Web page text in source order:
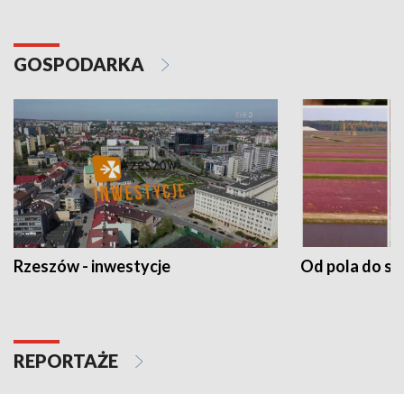
GOSPODARKA
Rzeszów - inwestycje Od pola do
REPORTAŻE